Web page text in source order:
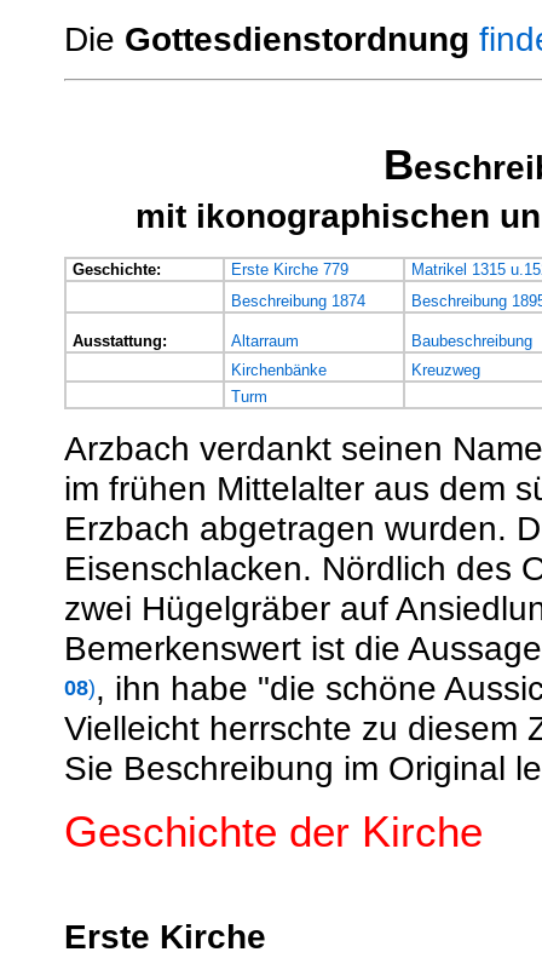
Die Gottesdienstordnung
B
mit ikonographischen
Geschichte: Erste Kirche 779
Matrikel 1315
Beschreibung 1874
Beschreibung
Ausstattung: Altarraum
Baubeschreibung
Kirchenbänke
Kreuzweg
Turm
Arzbach verdankt seinen
im frühen Mittelalter aus dem
Erzbach abgetragen wurden.
Eisenschlacken. Nördlich des
zwei Hügelgräber auf
Bemerkenswert ist die
08), ihn habe "die schöne
Vielleicht herrschte zu diesem
Sie Beschreibung im Original
Geschichte der Kirche
Erste Kirche